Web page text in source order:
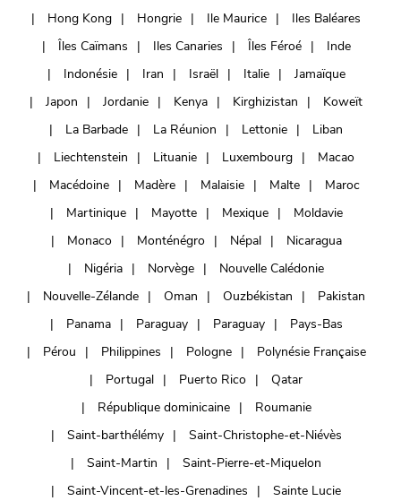
Hong Kong
Hongrie Ile Maurice
Iles Baléares
Îles Caïmans
Iles Canaries Îles Féroé
Inde
Indonésie
Iran Israël Italie
Jamaïque
Japon
Jordanie Kenya Kirghizistan
Koweït
La Barbade
La Réunion Lettonie
Liban
Liechtenstein
Lituanie Luxembourg
Macao
Macédoine
Madère Malaisie Malte
Maroc
Martinique
Mayotte Mexique
Moldavie
Monaco
Monténégro Népal
Nicaragua
Nigéria
Norvège
Nouvelle Calédonie
Nouvelle-Zélande
Oman Ouzbékistan
Pakistan
Panama
Paraguay Paraguay
Pays-Bas
Pérou
Philippines Pologne
Polynésie Française
Portugal
Puerto Rico
Qatar
République dominicaine
Roumanie
Saint-barthélémy
Saint-Christophe-et-Niévès
Saint-Martin
Saint-Pierre-et-Miquelon
Saint-Vincent-et-les-Grenadines
Sainte Lucie